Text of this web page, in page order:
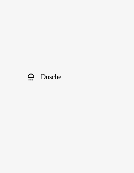
Dusche